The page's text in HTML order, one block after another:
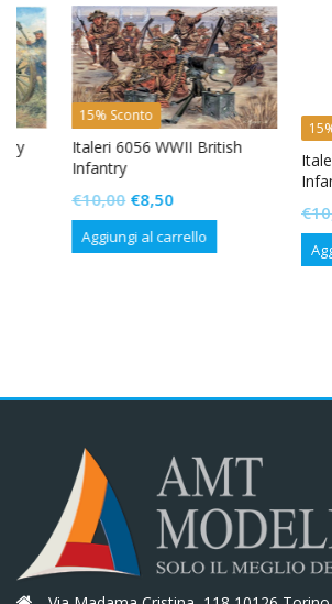
15% Sconto
Italeri 6056 WWII British
Infantry
10,00Il
prezzo
originale
€8,50Il
prezzo
attuale
Aggiungi al carrello
15%
Italeri
Infantry
10,00Il
€